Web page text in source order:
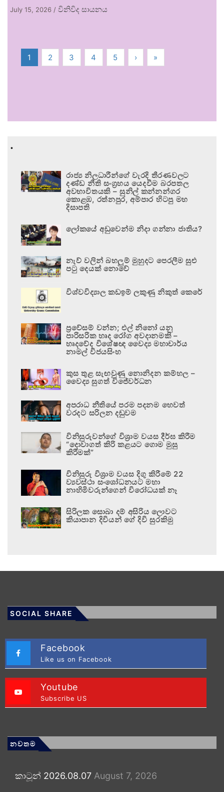
July 15, 2026 / විනිවිද සායනය
1 2 3 4 5 › »
.
රාජ්‍ය නිලධාරීන්ගේ වැරදි තීරණවලට
දණ්ඩ නීති සංග්‍රහය යෙදවීම බරපතල
අවභාවිතයකි – සුනිල් කන්නන්ගර
කොළඹ, රත්නපුර, අම්පාර හිටපු මහ
දිසාපති
ලෝකයේ අඩුවෙන්ම නිදා ගන්නා ජාතිය?
නැව් වලින් බහලුම් මුහුදට පෙරලීම සුළු
පටු දෙයක් නොවේ
විශ්වවිද්‍යාල කඩඉම් ලකුණු නිකුත් කෙරේ
ප්‍රවේසම් වන්න; එල් නිනෝ යනු
පාරිසරික හෘද රෝග අවදානමකි –
හෘදවේද විශේෂඥ වෛද්‍ය මහාචාර්ය
නාමල් විජයසිංහ
කුස තුළ සැඟවුණු නොනිදන කම්හල –
වෛද්‍ය සුගත් විජේවර්ධන
අපරාධ නීතියේ පරම පදනම හෙවත්
වරදට සරිලන දඬුවම
විනිසුරුවන්ගේ විශ්‍රාම වයස දීර්ඝ කිරීම
“දොවාගත් කිරි කළයට ගොම මුසු
කිරීමක්”
විනිසුරු විශ්‍රාම වයස දිගු කිරීමේ 22
ව්‍යවස්ථා සංශෝධනයට මහා
නාහිමිවරුන්ගෙන් විරෝධයක් නෑ
සිරිලක සොබා දම් අසිරිය ලොවට
කියාපාන දිවියන් ගේ දිවි සුරකිමු
SOCIAL SHARE
Facebook
Like us on Facebook
Youtube
Subscribe US
නවතම
කාටූන් 2026.08.07 August 7, 2026